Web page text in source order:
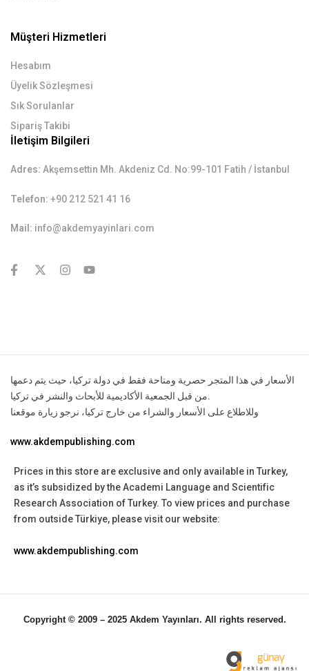
Müşteri Hizmetleri
Hesabım
Üyelik Sözleşmesi
Sık Sorulanlar
Sipariş Takibi
İletişim Bilgileri
Adres: Akşemsettin Mh. Akdeniz Cd. No:99-101 Fatih / İstanbul
Telefon: +90 212 521 41 16
Mail: info@akdemyayinlari.com
الأسعار في هذا المتجر حصرية ومتاحة فقط في دولة تركيا، حيث يتم دعمها
من قبل الجمعية الأكاديمية للأبحاث والنشر في تركيا.
وللاطلاع على الأسعار والشراء من خارج تركيا، نرجو زيارة موقعنا
www.akdempublishing.com
Prices in this store are exclusive and only available in Turkey,
as it’s subsidized by the Academi Language and Scientific
Research Association of Turkey. To view prices and purchase
from outside Türkiye, please visit our website:
www.akdempublishing.com
Copyright © 2009 – 2025 Akdem Yayınları. All rights reserved.